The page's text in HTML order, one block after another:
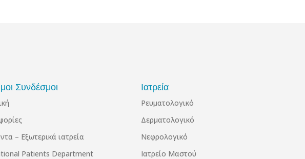
Συνδέσμοι
– Εξωτερικά ιατρεία
Patients Department
Ιατρεία
Ρευματολογικό
Δερματολογικό
Νεφρολογικό
Ιατρείο Μαστού